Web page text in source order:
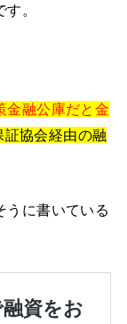
す。
金融公庫だと金
証協会経由の融
うに書いている